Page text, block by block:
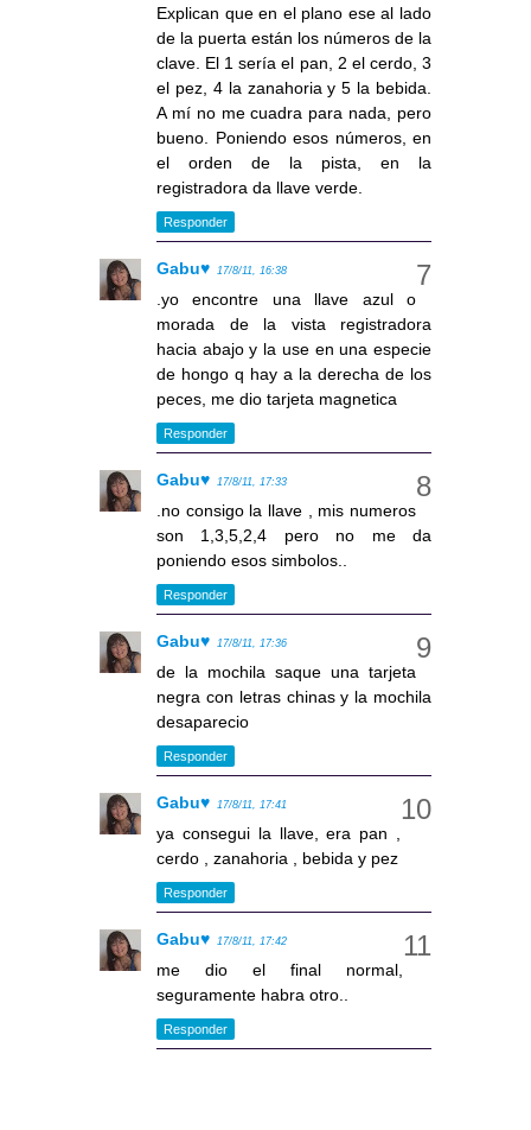
Explican que en el plano ese al lado
de la puerta están los números de la
clave. El 1 sería el pan, 2 el cerdo, 3
el pez, 4 la zanahoria y 5 la bebida.
A mí no me cuadra para nada, pero
bueno. Poniendo esos números, en
el orden de la pista, en la
registradora da llave verde.
Responder
Gabu♥ 17/8/11, 16:38
.yo encontre una llave azul o
morada de la vista registradora
hacia abajo y la use en una especie
de hongo q hay a la derecha de los
peces, me dio tarjeta magnetica
Responder
Gabu♥ 17/8/11, 17:33
.no consigo la llave , mis numeros
son 1,3,5,2,4 pero no me da
poniendo esos simbolos..
Responder
Gabu♥ 17/8/11, 17:36
de la mochila saque una tarjeta
negra con letras chinas y la mochila
desaparecio
Responder
Gabu♥ 17/8/11, 17:41
ya consegui la llave, era pan ,
cerdo , zanahoria , bebida y pez
Responder
Gabu♥ 17/8/11, 17:42
me dio el final normal,
seguramente habra otro..
Responder